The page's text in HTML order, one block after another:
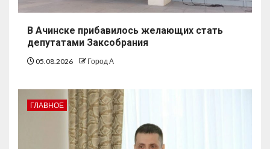
В Ачинске прибавилось желающих стать
депутатами Заксобрания
05.08.2026 Город А
ГЛАВНОЕ